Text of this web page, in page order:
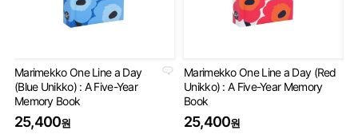
Marimekko One Line a Day
(Blue Unikko) : A Five-Year
Memory Book
25,400원
Marimekko One Line a Day (Red
Unikko) : A Five-Year Memory
Book
25,400원